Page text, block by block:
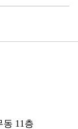
동 11층